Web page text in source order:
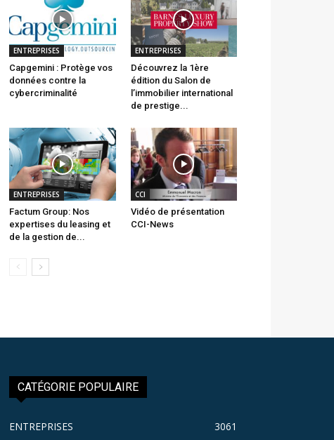
ENTREPRISES
Capgemini : Protège vos
données contre la
cybercriminalité
ENTREPRISES
Découvrez la 1ère
édition du Salon de
l’immobilier international
de prestige...
ENTREPRISES
Factum Group: Nos
expertises du leasing et
de la gestion de...
CCI
Vidéo de présentation
CCI-News
CATÉGORIE POPULAIRE
ENTREPRISES 3061